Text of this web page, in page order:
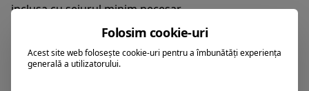
inclusa cu sejurul minim necesar.
Cod vestimentar pentru cina: Smart Casual
A LA CARTE FINE DINING
Folosim cookie-uri
Acest site web folosește cookie-uri pentru a îmbunătăți experiența
generală a utilizatorului.